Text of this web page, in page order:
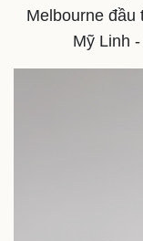
Doanh nghiệp
Melbourne đầu
Mỹ Linh